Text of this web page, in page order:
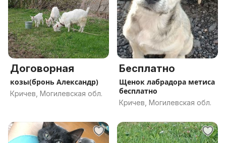
Договорная
козы(бронь Александр)
Кричев, Могилевская обл.
Бесплатно
Щенок лабрадора метиса
бесплатно
Кричев, Могилевская обл.